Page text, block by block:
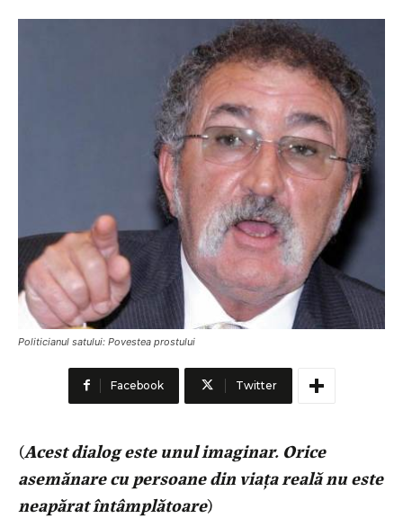
Politicianul satului: Povestea prostului
Facebook Twitter
(Acest dialog este unul imaginar. Orice
asemănare cu persoane din viața reală nu este
neapărat întâmplătoare)